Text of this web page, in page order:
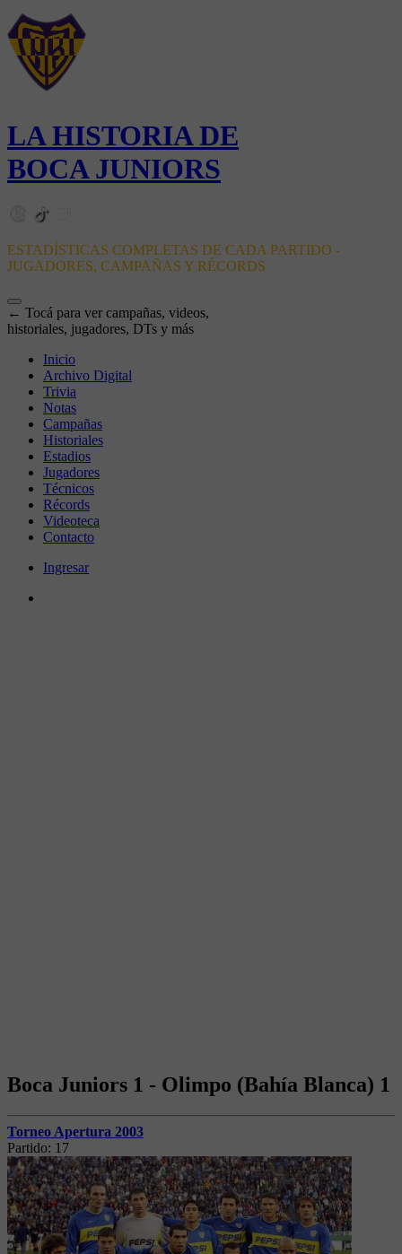
LA HISTORIA DE
BOCA JUNIORS
ESTADÍSTICAS COMPLETAS DE CADA PARTIDO -
JUGADORES, CAMPAÑAS Y RÉCORDS
← Tocá para ver campañas, videos,
historiales, jugadores, DTs y más
Inicio
Archivo Digital
Trivia
Notas
Campañas
Historiales
Estadios
Jugadores
Técnicos
Récords
Videoteca
Contacto
Ingresar
Boca Juniors 1 - Olimpo (Bahía Blanca) 1
Torneo Apertura 2003
Partido: 17